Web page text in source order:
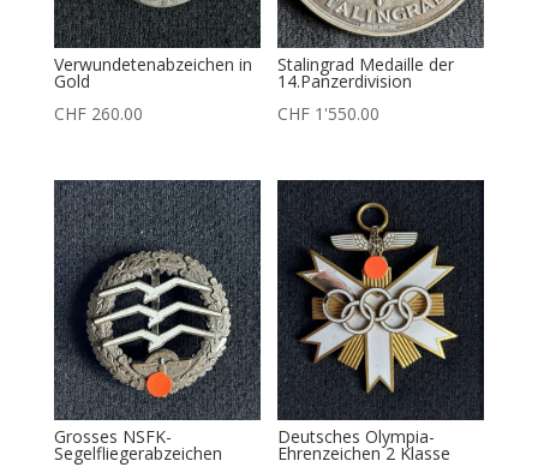
Verwundetenabzeichen in
Gold
CHF260.00
Stalingrad Medaille der
14.Panzerdivision
CHF 1'550.00
Grosses NSFK-
Segelfliegerabzeichen
Deutsches Olympia-
Ehrenzeichen 2 Klasse